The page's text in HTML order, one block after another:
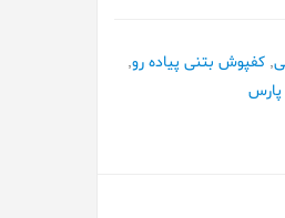
, کفپوش بتنی پیاده رو,